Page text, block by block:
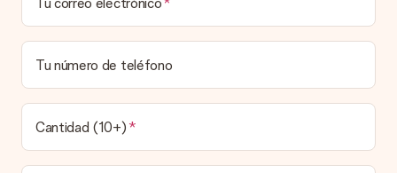
Tu número de teléfono
Cantidad (10+)